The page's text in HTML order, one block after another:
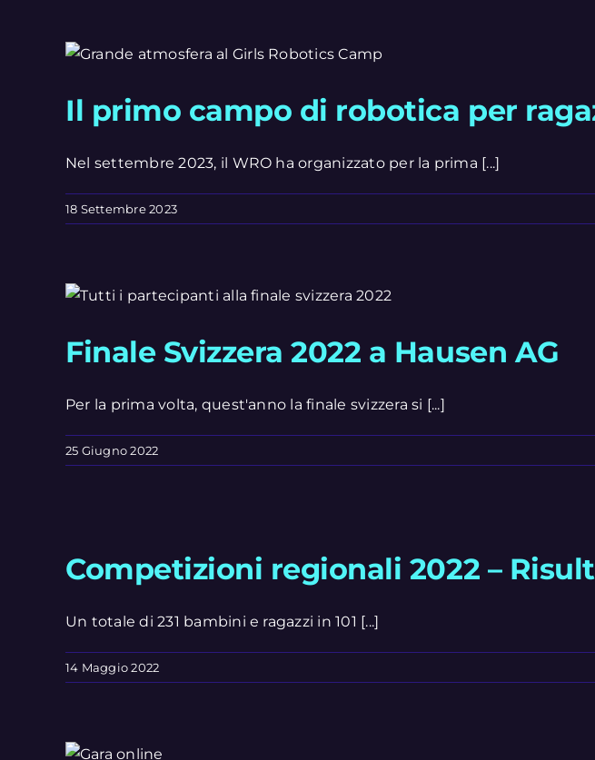
Il primo campo di robotica per
Nel settembre 2023, il WRO ha organizzato per la prima [...]
18 Settembre 2023
Finale Svizzera 2022 a Hausen AG
Per la prima volta, quest'anno la finale svizzera si [...]
25 Giugno 2022
Competizioni regionali 2022 –
Un totale di 231 bambini e ragazzi in 101 [...]
14 Maggio 2022